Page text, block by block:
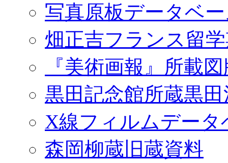
写真原板データベ
畑正吉フランス留
『美術画報』所載
黒田記念館所蔵黒
X線フィルムデータ
森岡柳蔵旧蔵資料